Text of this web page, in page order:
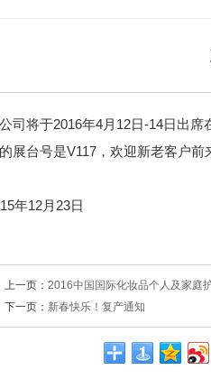
司将于2016年4月12日-14日出
展台号是V117，欢迎新老客户前
年12月23日
上一页： 2016中国国际化妆品个人及家庭
下一页： 新春快乐！复产通知